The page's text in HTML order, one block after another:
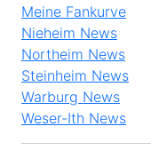
Meine Fankurve
Nieheim News
Northeim News
Steinheim News
Warburg News
Weser-Ith News